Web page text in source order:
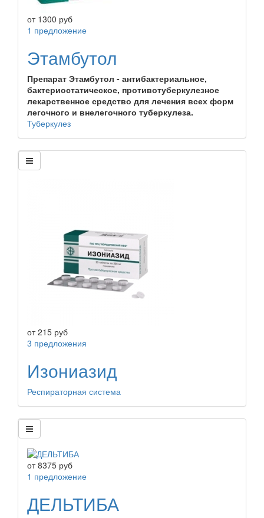
от 1300 руб
1 предложение
Этамбутол
Препарат Этамбутол - антибактериальное,
бактериостатическое, противотуберкулезное
лекарственное средство для лечения всех форм
легочного и внелегочного туберкулеза.
Туберкулез
от215 руб
3 предложения
Изониазид
Респираторная система
от8375 руб
1 предложение
ДЕЛЬТИБА